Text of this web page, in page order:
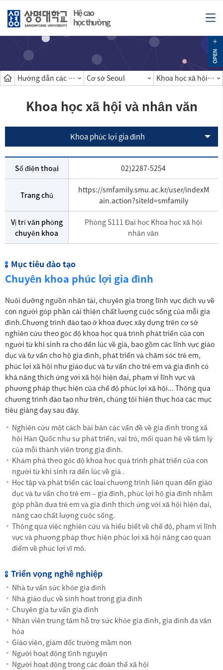
Hệ cao
học thường
Hướng dẫn các khoa Cơ sở Seoul Khoa học xã hội và nhân văn
Khoa học xã hội và nhân văn
Khoa phúc lợi gia đình
Số điện thoại 02)2287-5254
Trang chủ
https://smfamily.smu.ac.kr/user/indexM
ain.action?siteId=smfamily
Vị trí văn phòng
chuyên khoa
Phòng S111 Đại học Khoa học xã hội
nhân văn
Mục tiêu đào tạo
Chuyên khoa phúc lợi gia đình
Nuôi dưỡng nguồn nhân tài, chuyên gia trong lĩnh vực dịch vụ về
con người góp phần cải thiện chất lượng cuộc sống của mỗi gia
đình.Chương trình đào tạo ở khoa được xây dựng trên cơ sở
nghiên cứu theo góc độ khoa học quá trình phát triển của con
người từ khi sinh ra cho đến lúc về già, bao gồm các lĩnh vực giáo
dục và tư vấn cho hộ gia đình, phát triển và chăm sóc trẻ em,
phúc lợi xã hội như giáo dục và tư vấn cho trẻ em và gia đình có
khả năng thích ứng với xã hội hiện đại, phạm vi lĩnh vực và
phương pháp thực hiện của chế độ phúc lợi xã hội... Thông qua
chương trình đào tạo như trên, chúng tôi hiện thực hóa các mục
tiêu giảng dạy sau đây.
Nghiên cứu một cách bài bản các vấn đề về gia đình trong xã
hội Hàn Quốc như sự phát triển, vai trò, mối quan hệ về tâm lý
của mỗi thành viên trong gia đình.
Khám phá theo góc độ khoa học quá trình phát triển của con
người từ khi sinh ra đến lúc về già .
Học tập và phát triển các loại chương trình liên quan đến giáo
dục và tư vấn cho trẻ em – gia đình, phúc lợi hộ gia đình nhằm
góp phần đưa trẻ em và gia đình thích ứng với xã hội hiện đại,
nâng cao chất lượng cuộc sống.
Thông qua việc nghiên cứu và hiểu biết về chế độ, phạm vi lĩnh
vực và phương pháp thực hiện phúc lợi xã hội nâng cao quan
điểm về phúc lợi vĩ mô.
Triển vọng nghề nghiệp
Nhà tư vấn sức khỏe gia đình
Nhà giáo dục về sinh hoạt trong gia đình
Chuyên gia tư vấn gia đình
Nhân viên trung tâm hỗ trợ sức khỏe gia đình, gia đình đa văn
hóa
Giáo viên, giám đốc trường mầm non
Người hoạt động tình nguyện
Người hoạt động trong các đoàn thể xã hội